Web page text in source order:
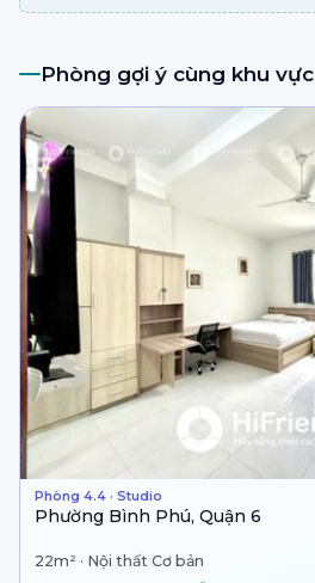
Phòng gợi ý cùng khu vực
Phòng 4.4 · Studio
Phường Bình Phú, Quận 6
22m² · Nội thất Cơ bản